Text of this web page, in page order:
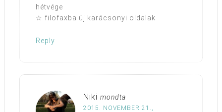
hétvége
☆ filofaxba új karácsonyi oldalak
Reply
Niki mondta
2015. NOVEMBER 21.,